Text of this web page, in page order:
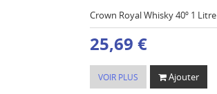
Crown Royal Whisky 40º 1 Litre
25,69 €
VOIR PLUS Ajouter